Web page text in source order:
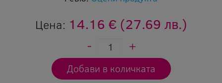
Цена: 14.16 € (27.69 лв.)